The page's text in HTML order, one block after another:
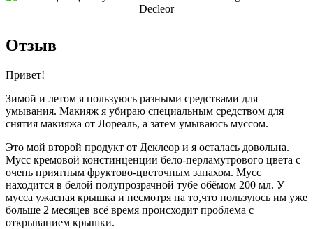
Отзыв
Привет!
Зимой и летом я пользуюсь разными средствами для
умывания. Макияж я убираю специальным средством для
снятия макияжа от Лореаль, а затем умываюсь муссом.
Это мой второй продукт от Деклеор и я осталась довольна.
Мусс кремовой констинценции бело-перламутрового цвета с
очень приятным фруктово-цветочным запахом. Мусс
находится в белой полупрозрачной тубе обёмом 200 мл. У
мусса ужасная крышка и несмотря на то,что пользуюсь им уже
больше 2 месяцев всё время происходит проблема с
открыванием крышки.